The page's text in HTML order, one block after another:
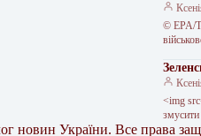
© EPA/
<img
новин України. Все права